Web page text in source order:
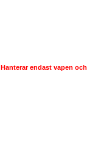
Hanterar endast vapen och